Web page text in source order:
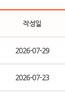
작성일
2026-07-29
2026-07-23